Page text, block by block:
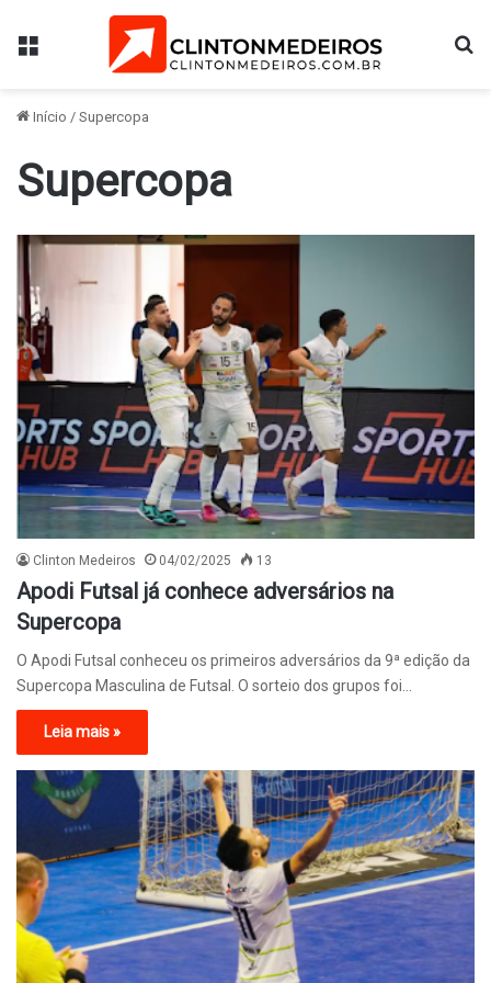
Menu
Início / Supercopa
Supercopa
Clinton Medeiros 04/02/2025 13
Apodi Futsal já conhece adversários na
Supercopa
O Apodi Futsal conheceu os primeiros adversários da 9ª edição da
Supercopa Masculina de Futsal. O sorteio dos grupos foi…
Leia mais »